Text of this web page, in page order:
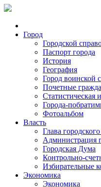
Город
Городской
Паспорт города
История
География
Город воинской
Почетные
Статистическая
Города-
Фотоальбом
Власть
Глава
Администрация
Городская Дума
Контрольно-
Избирательные
Экономика
Экономика